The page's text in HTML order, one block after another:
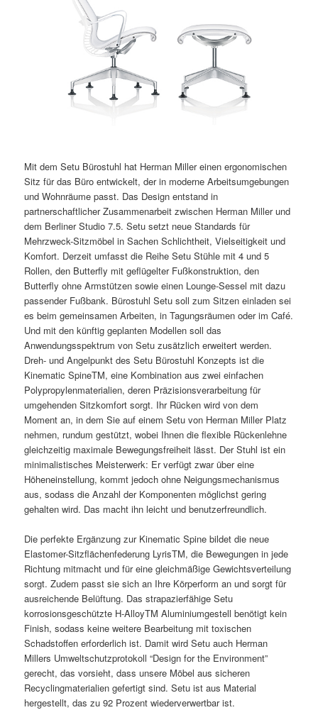
Mit dem Setu Bürostuhl hat Herman Miller einen ergonomischen
Sitz für das Büro entwickelt, der in moderne Arbeitsumgebungen
und Wohnräume passt. Das Design entstand in
partnerschaftlicher Zusammenarbeit zwischen Herman Miller und
dem Berliner Studio 7.5. Setu setzt neue Standards für
Mehrzweck-Sitzmöbel in Sachen Schlichtheit, Vielseitigkeit und
Komfort. Derzeit umfasst die Reihe Setu Stühle mit 4 und 5
Rollen, den Butterfly mit geflügelter Fußkonstruktion, den
Butterfly ohne Armstützen sowie einen Lounge-Sessel mit dazu
passender Fußbank. Bürostuhl Setu soll zum Sitzen einladen sei
es beim gemeinsamen Arbeiten, in Tagungsräumen oder im Café.
Und mit den künftig geplanten Modellen soll das
Anwendungsspektrum von Setu zusätzlich erweitert werden.
Dreh- und Angelpunkt des Setu Bürostuhl Konzepts ist die
Kinematic SpineTM, eine Kombination aus zwei einfachen
Polypropylenmaterialien, deren Präzisionsverarbeitung für
umgehenden Sitzkomfort sorgt. Ihr Rücken wird von dem
Moment an, in dem Sie auf einem Setu von Herman Miller Platz
nehmen, rundum gestützt, wobei Ihnen die flexible Rückenlehne
gleichzeitig maximale Bewegungsfreiheit lässt. Der Stuhl ist ein
minimalistisches Meisterwerk: Er verfügt zwar über eine
Höheneinstellung, kommt jedoch ohne Neigungsmechanismus
aus, sodass die Anzahl der Komponenten möglichst gering
gehalten wird. Das macht ihn leicht und benutzerfreundlich.
Die perfekte Ergänzung zur Kinematic Spine bildet die neue
Elastomer-Sitzflächenfederung LyrisTM, die Bewegungen in jede
Richtung mitmacht und für eine gleichmäßige Gewichtsverteilung
sorgt. Zudem passt sie sich an Ihre Körperform an und sorgt für
ausreichende Belüftung. Das strapazierfähige Setu
korrosionsgeschützte H-AlloyTM Aluminiumgestell benötigt kein
Finish, sodass keine weitere Bearbeitung mit toxischen
Schadstoffen erforderlich ist. Damit wird Setu auch Herman
Millers Umweltschutzprotokoll “Design for the Environment”
gerecht, das vorsieht, dass unsere Möbel aus sicheren
Recyclingmaterialien gefertigt sind. Setu ist aus Material
hergestellt, das zu 92 Prozent wiederverwertbar ist.